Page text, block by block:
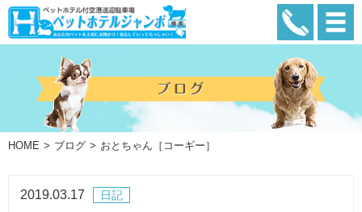
HOME ブログ おとちゃん［コーギー］
日記
2019.03.17